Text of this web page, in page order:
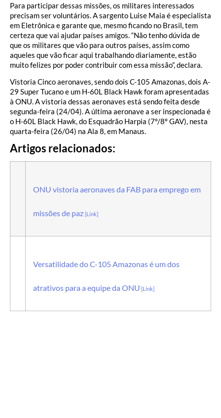
Para participar dessas missões, os militares interessados
precisam ser voluntários. A sargento Luise Maia é especialista
em Eletrônica e garante que, mesmo ficando no Brasil, tem
certeza que vai ajudar países amigos. “Não tenho dúvida de
que os militares que vão para outros países, assim como
aqueles que vão ficar aqui trabalhando diariamente, estão
muito felizes por poder contribuir com essa missão”, declara.
Vistoria Cinco aeronaves, sendo dois C-105 Amazonas, dois A-
29 Super Tucano e um H-60L Black Hawk foram apresentadas
à ONU. A vistoria dessas aeronaves está sendo feita desde
segunda-feira (24/04). A última aeronave a ser inspecionada é
o H-60L Black Hawk, do Esquadrão Harpia (7º/8º GAV), nesta
quarta-feira (26/04) na Ala 8, em Manaus.
Artigos relacionados:
ONU vistoria aeronaves da FAB para emprego em
missões de paz [Link]
Versatilidade do C-105 Amazonas é um dos
atrativos para a equipe da ONU [Link]